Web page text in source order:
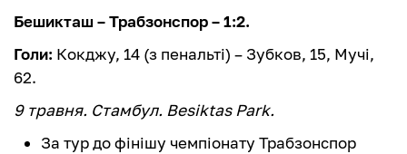
Бешикташ – Трабзонспор – 1:2.
Голи: Кокджу, 14 (з пенальті) – Зубков, 15, Мучі,
62.
9 травня. Стамбул. Besiktas Park.
За тур до фінішу чемпіонату Трабзонспор